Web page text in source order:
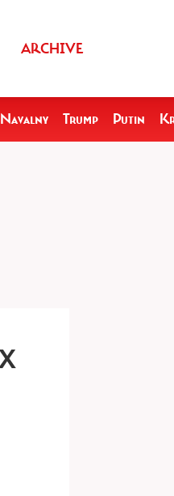
ARCHIVE
Navalny Trump Putin